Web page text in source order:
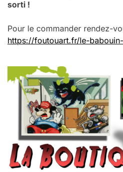
sorti !
Pour le commander rendez-
https://foutouart.fr/le-